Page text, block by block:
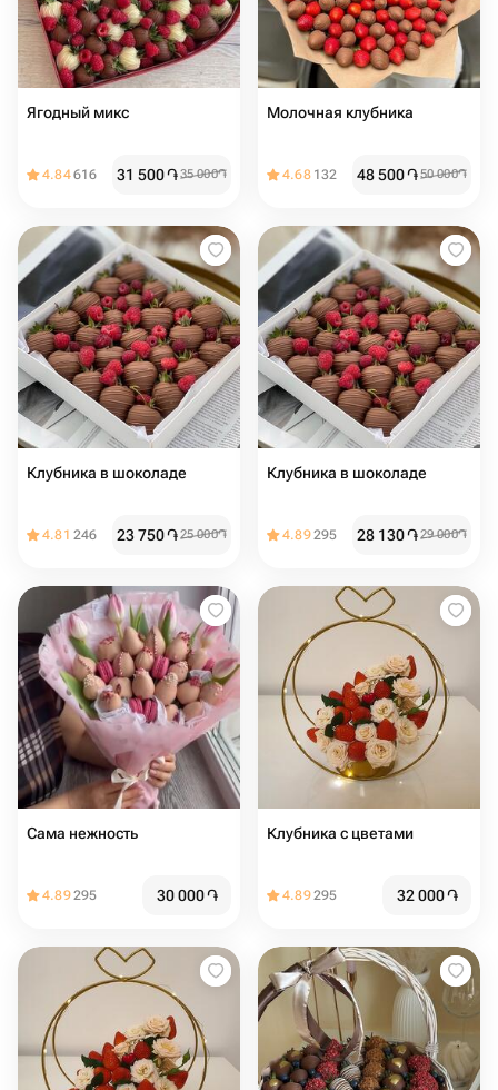
Ягодный микс
4.84616 31 500֏35 000֏
Молочная клубника
4.68 132 48 500֏50 000֏
Клубника в шоколаде
4.81 246 23 750֏25 000֏
Клубника в шоколаде
4.89295 28 130֏29 000֏
Сама нежность
4.89295 30 000֏
Клубника с цветами
4.89295 32 000֏